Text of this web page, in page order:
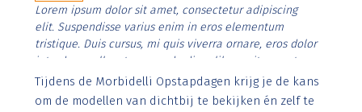
Lorem ipsum dolor sit amet, consectetur adipiscing
elit. Suspendisse varius enim in eros elementum
tristique. Duis cursus, mi quis viverra ornare, eros dolor
interdum nulla, ut commodo diam libero vitae erat.
Aenean faucibus nibh et justo cursus id rutrum lorem
imperdiet. Nunc ut sem vitae risus tristique posuere.
Tijdens de Morbidelli Opstapdagen krijg je de kans
om de modellen van dichtbij te bekijken én zelf te